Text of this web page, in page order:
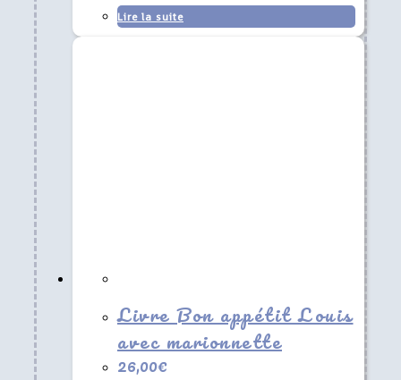
Lire la suite
Livre Bon appétit Louis
avec marionnette
26,00€